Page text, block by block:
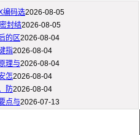
编码选2026-08-05
封结2026-08-05
的区2026-08-04
指2026-08-04
理与2026-08-04
怎2026-08-04
防2026-08-04
点与2026-07-13